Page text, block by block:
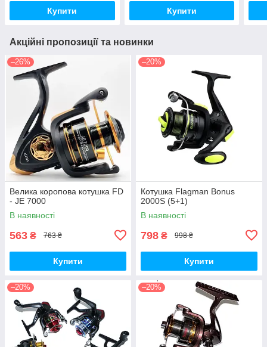
Купити Купити
Акційні пропозиції та новинки
–26%
Велика коропова котушка FD
- JE 7000
В наявності
563 ₴ 763 ₴
Купити
–20%
Котушка Flagman Bonus
2000S (5+1)
В наявності
798 ₴ 998 ₴
Купити
–20% –20%